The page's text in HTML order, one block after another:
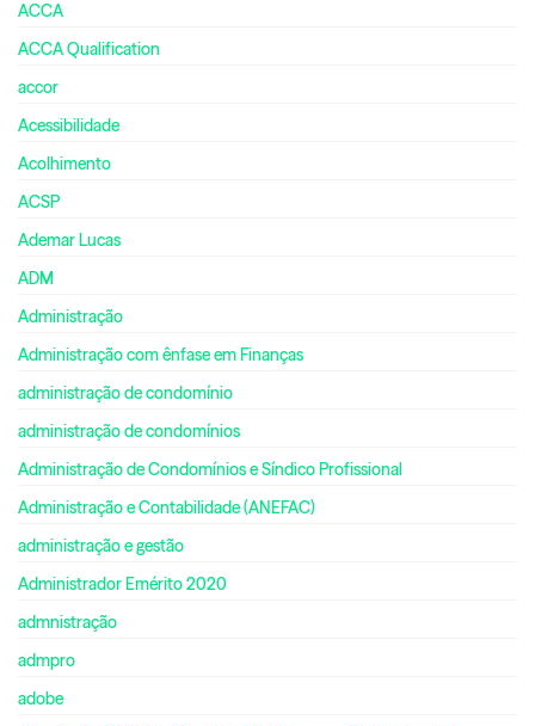
ACCA
ACCA Qualification
accor
Acessibilidade
Acolhimento
ACSP
Ademar Lucas
ADM
Administração
Administração com ênfase em Finanças
administração de condomínio
administração de condomínios
Administração de Condomínios e Síndico Profissional
Administração e Contabilidade (ANEFAC)
administração e gestão
Administrador Emérito 2020
admnistração
admpro
adobe